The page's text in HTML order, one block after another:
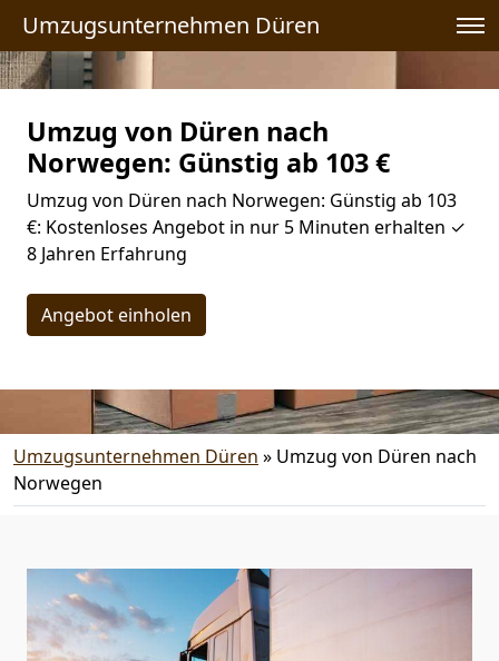
Umzugsunternehmen Düren
Umzug von Düren nach
Norwegen: Günstig ab 103 €
Umzug von Düren nach Norwegen: Günstig ab 103
€: Kostenloses Angebot in nur 5 Minuten erhalten ✓
8 Jahren Erfahrung
Angebot einholen
Umzugsunternehmen Düren » Umzug von Düren nach
Norwegen